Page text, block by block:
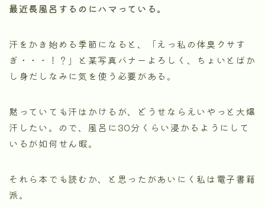
最近長風呂するのにハマっている。
汗をかき始める季節になると、「えっ私の体臭クサす
ぎ・・・！？」と某写真バナーよろしく、ちょいとばか
し身だしなみに気を使う必要がある。
黙っていても汗はかけるが、どうせならえいやっと大爆
汗したい。ので、風呂に30分くらい浸かるようにして
いるが如何せん暇。
それら本でも読むか、と思ったがあいにく私は電子書籍
派。